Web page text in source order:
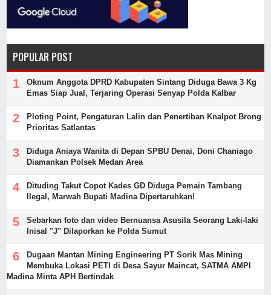
POPULAR POST
Oknum Anggota DPRD Kabupaten Sintang Diduga Bawa 3 Kg
Emas Siap Jual, Terjaring Operasi Senyap Polda Kalbar
Ploting Point, Pengaturan Lalin dan Penertiban Knalpot Brong
Prioritas Satlantas
Diduga Aniaya Wanita di Depan SPBU Denai, Doni Chaniago
Diamankan Polsek Medan Area
Dituding Takut Copot Kades GD Diduga Pemain Tambang
Ilegal, Marwah Bupati Madina Dipertaruhkan!
Sebarkan foto dan video Bernuansa Asusila Seorang Laki-laki
Inisal "J" Dilaporkan ke Polda Sumut
Dugaan Mantan Mining Engineering PT Sorik Mas Mining
Membuka Lokasi PETI di Desa Sayur Maincat, SATMA AMPI
Madina Minta APH Bertindak